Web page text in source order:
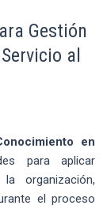
Gestión
al
en
para aplicar
organización,
el proceso